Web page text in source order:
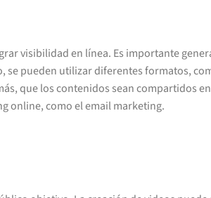
visibilidad en línea. Es importante
se pueden utilizar diferentes formatos,
que los contenidos sean compartidos
online, como el email marketing.